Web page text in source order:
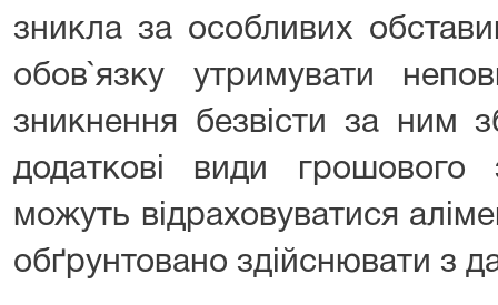
зникла за особливих
обов`язку утримувати
зникнення безвісти за ним
додаткові види грошового
можуть відраховуватися
обґрунтовано здійснювати з